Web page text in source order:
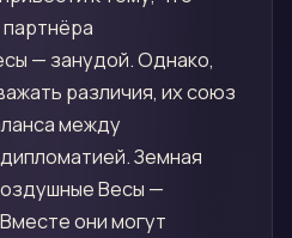
— занудой. Однако,
различия, их союз
между
Земная
Весы —
они могут